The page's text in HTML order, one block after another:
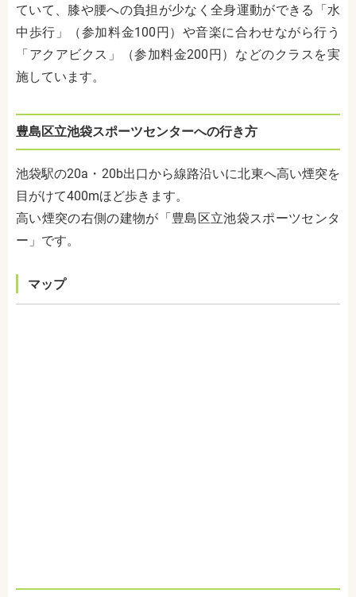
ていて、膝や腰への負担が少なく全身運動ができる「水
中歩行」（参加料金100円）や音楽に合わせながら行う
「アクアビクス」（参加料金200円）などのクラスを実
施しています。
豊島区立池袋スポーツセンターへの行き方
池袋駅の20a ・ 20b出口から線路沿いに北東へ高い煙突を
目がけて400mほど歩きます。
高い煙突の右側の建物が「豊島区立池袋スポーツセンタ
ー」です。
マップ